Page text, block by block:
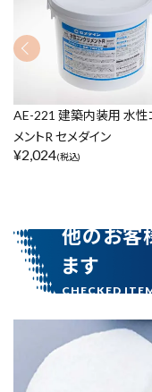
リセット
AE-221 建築内装用 水性
メントR セメダイン
¥2,024(税込)
他のお客
ます